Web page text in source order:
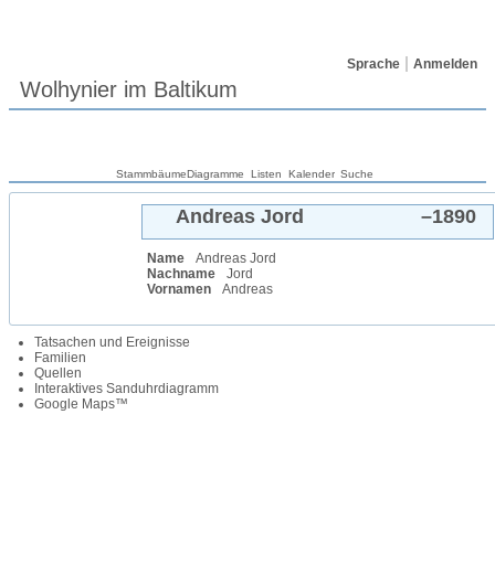
Sprache Anmelden
Wolhynier im Baltikum
StammbäumeDiagramme Listen Kalender Suche
Andreas Jord –1890
Name Andreas Jord
Nachname
Jord
Vornamen
Andreas
Tatsachen und Ereignisse
Familien
Quellen
Interaktives Sanduhrdiagramm
Google Maps™